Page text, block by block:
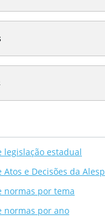
legislação estadual
Atos e Decisões da Alesp
normas por tema
normas por ano